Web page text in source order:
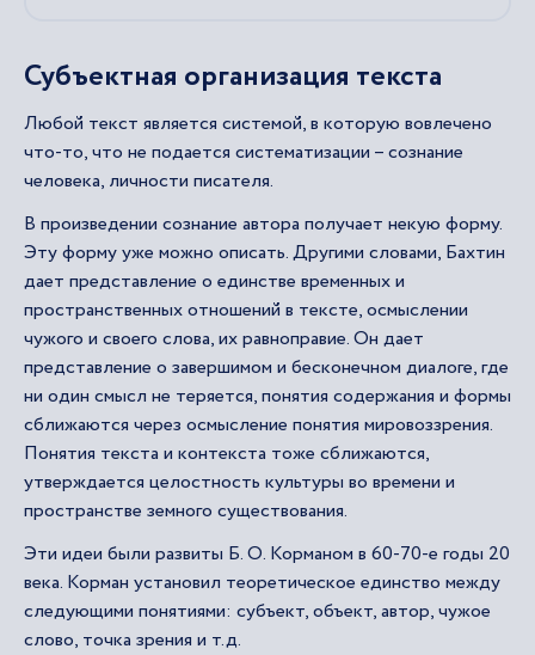
Субъектная организация текста
Любой текст является системой, в которую вовлечено
что-то, что не подается систематизации – сознание
человека, личности писателя.
В произведении сознание автора получает некую форму.
Эту форму уже можно описать. Другими словами, Бахтин
дает представление о единстве временных и
пространственных отношений в тексте, осмыслении
чужого и своего слова, их равноправие. Он дает
представление о завершимом и бесконечном диалоге, где
ни один смысл не теряется, понятия содержания и формы
сближаются через осмысление понятия мировоззрения.
Понятия текста и контекста тоже сближаются,
утверждается целостность культуры во времени и
пространстве земного существования.
Эти идеи были развиты Б. О. Корманом в 60-70-е годы 20
века. Корман установил теоретическое единство между
следующими понятиями: субъект, объект, автор, чужое
слово, точка зрения и т.д.